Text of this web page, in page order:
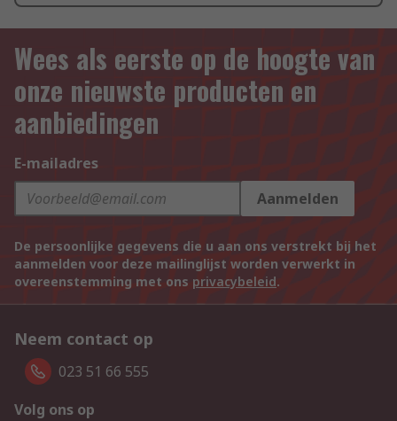
Wees als eerste op de hoogte van
onze nieuwste producten en
aanbiedingen
E-mailadres
Aanmelden
De persoonlijke gegevens die u aan ons verstrekt bij het
aanmelden voor deze mailinglijst worden verwerkt in
overeenstemming met ons privacybeleid.
Neem contact op
023 51 66 555
Volg ons op